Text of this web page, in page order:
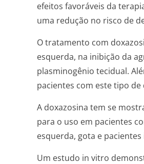
efeitos favoráveis da
uma redução no risco de
O tratamento com
esquerda, na inibição da
plasminogênio tecidual.
pacientes com este tipo
A doxazosina tem se
para o uso em pacientes
esquerda, gota e pacientes
Um estudo in vitro